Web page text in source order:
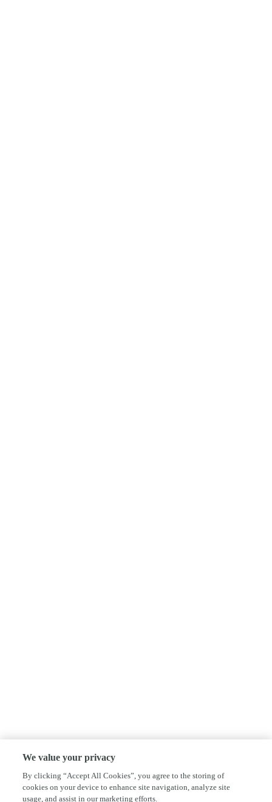
We value your privacy
By clicking “Accept All Cookies”, you agree to the storing of
cookies on your device to enhance site navigation, analyze site
usage, and assist in our marketing efforts.